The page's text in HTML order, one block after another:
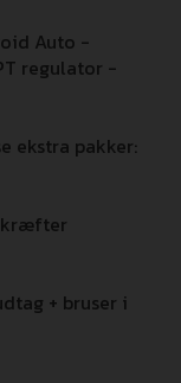
Auto -
regulator -
ekstra pakker:
+ bruser i